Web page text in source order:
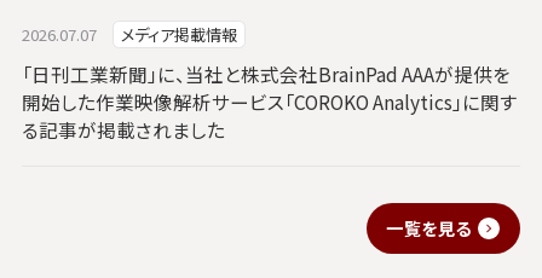
2026.07.07 メディア掲載情報
「日刊工業新聞」に、当社と株式会社BrainPad AAAが提供を
開始した作業映像解析サービス「COROKO Analytics」に関す
る記事が掲載されました
一覧を見る